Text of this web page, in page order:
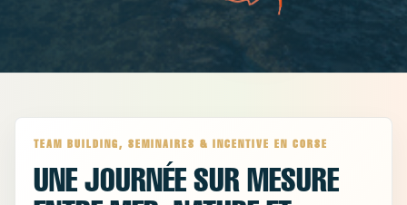
TEAM BUILDING, SEMINAIRES & INCENTIVE EN CORSE
UNE JOURNÉE SUR MESURE